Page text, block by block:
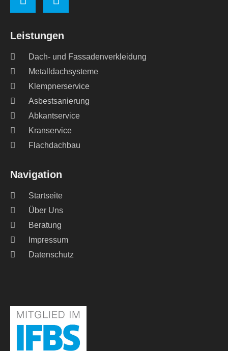
Navigation
Startseite
Über Uns
Beratung
Impressum
Datenschutz
Leistungen
Dach- und Fassadenverkleidung
Metalldachsysteme
Klempnerservice
Asbestsanierung
Abkantservice
Kranservice
Flachdachbau